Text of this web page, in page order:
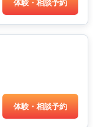
体験・相談予約
体験・相談予約